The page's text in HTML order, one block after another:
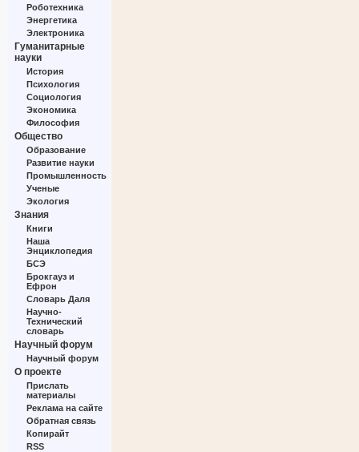
Роботехника
Энергетика
Электроника
Гуманитарные
науки
История
Психология
Социология
Экономика
Философия
Общество
Образование
Развитие науки
Промышленность
Ученые
Экология
Знания
Книги
Наша
Энциклопедия
БСЭ
Брокгауз и
Ефрон
Словарь Даля
Научно-
Технический
словарь
Научный форум
Научный форум
О проекте
Прислать
материалы
Реклама на сайте
Обратная связь
Копирайт
RSS